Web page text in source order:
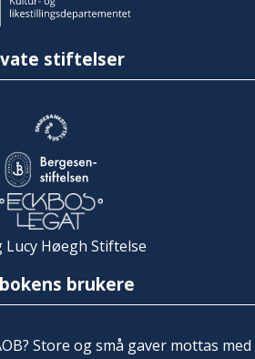
stiftelser
Lucy Høegh Stiftelse
brukere
Store og små gaver mottas med